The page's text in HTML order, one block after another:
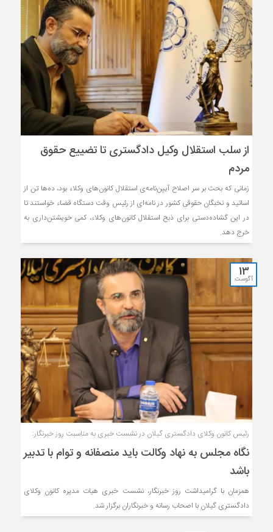
از سلب استقلال وکیل دادگستری تا تضییع حقوق
مردم
زمانی که بحث بر سر اصلاح آیین‌نامه‌ی استقلال کانون‌های وکلاء بود، ده‌ها تن از
اساتید و نخبگان حقوقی کشور در نامه‌ای از رئیس وقت دستگاه قضاء خواستند تا
در این گشاده‌دستی برای ذبح استقلال کانون‌های وکلاء، کمی خویشتن‌داری به
خرج دهد.
13
آگوست
رئیس کانون وکلای دادگستری گیلان در نشست خبری به مناسبت روز خبرنگار:
نگاه مجلس به نهاد وکالت باید منصفانه و توام با تدبیر
باشد
همزمان با گرامیداشت روز خبرنگار، نشست خبری هیات مدیره کانون وکلای
دادگستری گیلان با اصحاب رسانه و خبرنگاران برگزار شد.